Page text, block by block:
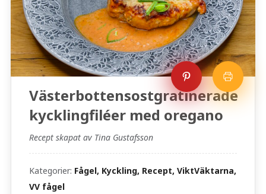
Västerbottensostgratinerade
kycklingfiléer med oregano
Recept skapat av Tina Gustafsson
Kategorier: Fågel, Kyckling, Recept, ViktVäktarna,
VV fågel